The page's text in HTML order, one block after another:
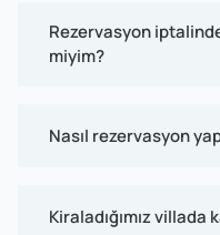
Rezervasyon
miyim?
Nasıl rezervasyon
Kiraladığımız